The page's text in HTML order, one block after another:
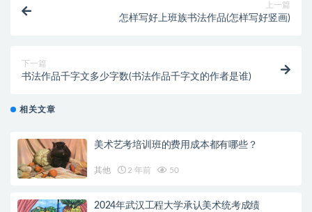
上一篇
怎样写好上班族书法作品(怎样写好竖画)
下一篇
书法作品千字文多少字数(书法作品千字文的作者是谁)
相关文章
美术艺考培训班的费用成本都有哪些？
其他 2 年前 50
2024年武汉工程大学承认美术统考成绩